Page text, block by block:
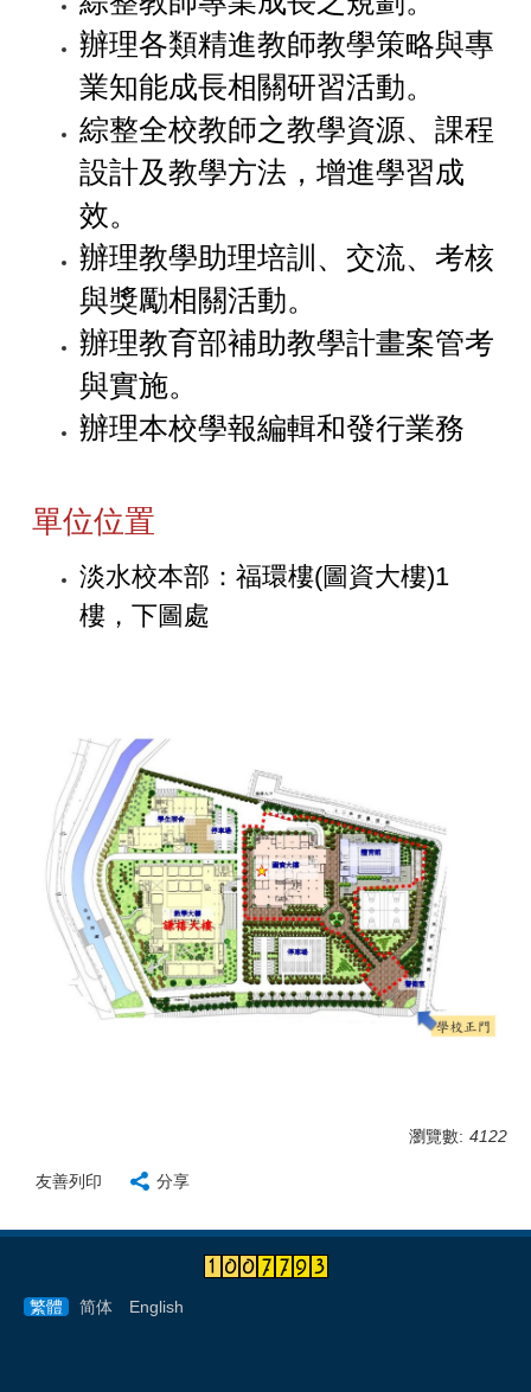
辦理各類精進教師教學策略與專
業知能成長相關研習活動。
綜整全校教師之教學資源、課程
設計及教學方法，增進學習成
效。
辦理教學助理培訓、交流、考核
與獎勵相關活動。
辦理教育部補助教學計畫案管考
與實施。
辦理本校學報編輯和發行業務
單位位置
淡水校本部：福環樓(圖資大樓)1
樓，下圖處
瀏覽數: 4122
友善列印 分享
繁體 简体 English